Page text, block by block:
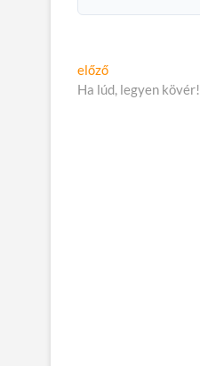
Bejegyzés
navigáció
előzőElőző
cikk:
Ha lúd, legyen kövér!